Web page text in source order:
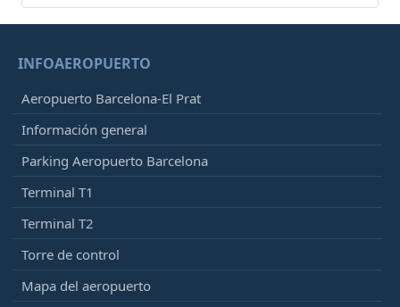
INFOAEROPUERTO
Aeropuerto Barcelona-El Prat
Información general
Parking Aeropuerto Barcelona
Terminal T1
Terminal T2
Torre de control
Mapa del aeropuerto